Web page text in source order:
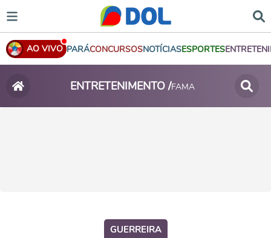
AO VIVO PARÁCONCURSOSNOTÍCIASESPORTES
ENTRETENIMENTO /FAMA
GUERREIRA